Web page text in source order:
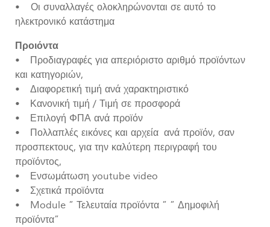
• Οι συναλλαγές ολοκληρώνονται σε αυτό το
ηλεκτρονικό κατάστημα
Προιόντα
• Προδιαγραφές για απεριόριστο αριθμό προϊόντων
και κατηγοριών,
• Διαφορετική τιμή ανά χαρακτηριστικό
• Κανονική τιμή / Τιμή σε προσφορά
• Επιλογή ΦΠΑ ανά προϊόν
• Πολλαπλές εικόνες και αρχεία ανά προϊόν, σαν
προσπεκτους, για την καλύτερη περιγραφή του
προϊόντος,
• Ενσωμάτωση youtube video
• Σχετικά προϊόντα
• Module ” Τελευταία προϊόντα ” ” Δημοφιλή
προϊόντα”